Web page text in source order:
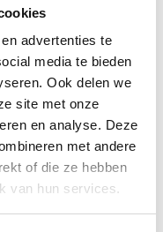
advertenties te
media te bieden
Ook delen we
site met onze
en analyse. Deze
met andere
of die ze hebben
van hun services.
of barbecue bij
van jouw kennis
een gezonde